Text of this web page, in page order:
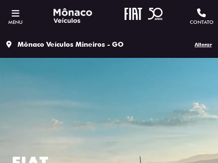
MENU CONTATO
Mônaco Veículos Mineiros - GO Alterar